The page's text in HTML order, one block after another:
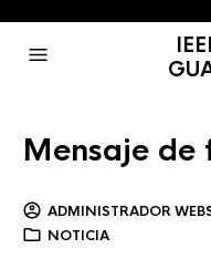
Mensaje de
ADMINISTRADOR
NOTICIA